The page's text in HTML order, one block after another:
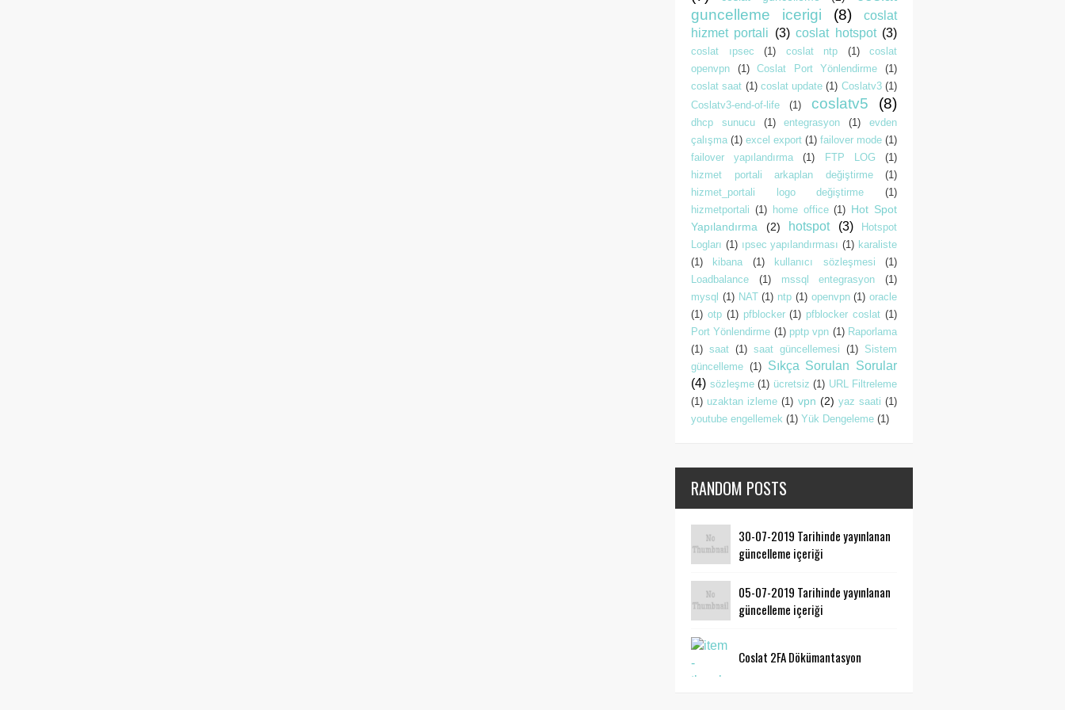
guncelleme icerigi
(8)
coslat
hizmet portali (3) coslat hotspot (3)
coslat ıpsec (1) coslat ntp (1)
coslat
openvpn
(1) Coslat Port Yönlendirme
(1)
coslat saat (1) coslat update (1) Coslatv3 (1)
Coslatv3-end-of-life
(1) coslatv5 (8)
dhcp sunucu (1) entegrasyon (1)
evden
çalışma (1) excel export (1) failover mode (1)
failover yapılandırma
(1) FTP LOG
(1)
hizmet portali arkaplan değiştirme
(1)
hizmet_portali logo değiştirme
(1)
hizmetportali (1) home office (1) Hot Spot
Yapılandırma
(2) hotspot (3)
Hotspot
Logları (1) ıpsec yapılandırması (1) karaliste
(1)
kibana (1) kullanıcı sözleşmesi
(1)
Loadbalance
(1) mssql entegrasyon
(1)
mysql (1) NAT (1) ntp (1) openvpn (1) oracle
(1) otp (1) pfblocker (1) pfblocker coslat (1)
Port Yönlendirme (1) pptp vpn (1) Raporlama
(1) saat (1) saat güncellemesi (1) Sistem
güncelleme (1)
Sıkça Sorulan Sorular
(4) sözleşme (1) ücretsiz (1) URL Filtreleme
(1) uzaktan izleme (1) vpn (2) yaz saati (1)
youtube engellemek (1) Yük Dengeleme (1)
RANDOM POSTS
30-07-2019 Tarihinde yayınlanan
güncelleme içeriği
05-07-2019 Tarihinde yayınlanan
güncelleme içeriği
Coslat 2FA Dökümantasyon